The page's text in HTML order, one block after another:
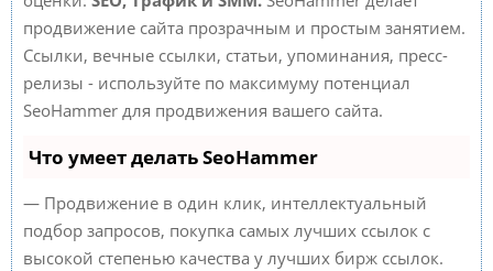
продвижение сайта прозрачным и простым занятием.
Ссылки, вечные ссылки, статьи, упоминания, пресс-
релизы - используйте по максимуму потенциал
SeoHammer для продвижения вашего сайта.
Что умеет делать SeoHammer
— Продвижение в один клик, интеллектуальный
подбор запросов, покупка самых лучших ссылок с
высокой степенью качества у лучших бирж ссылок.